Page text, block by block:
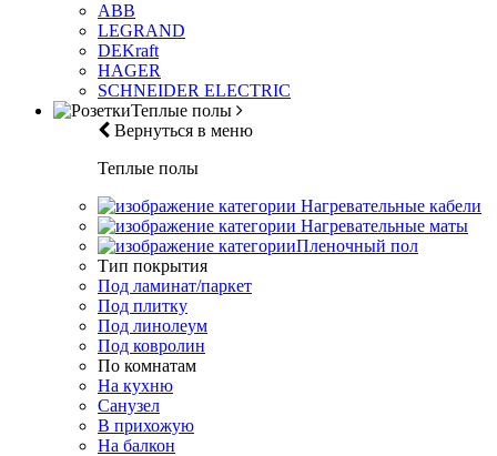
ABB
LEGRAND
DEKraft
HAGER
SCHNEIDER ELECTRIC
Теплые полы
Вернуться в меню
Теплые полы
Нагревательные кабели
Нагревательные маты
Пленочный пол
Тип покрытия
Под ламинат/паркет
Под плитку
Под линолеум
Под ковролин
По комнатам
На кухню
Санузел
В прихожую
На балкон